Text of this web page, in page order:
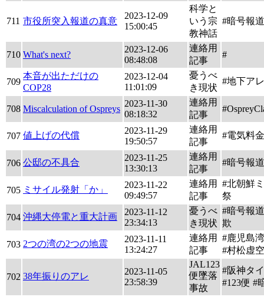
711 市役所突入報道の真意
2023-12-09
15:00:45
科学と
いう宗
教神話
#暗号報道
710 What's next?
2023-12-06
08:48:08
連絡用
記事
#
709
本音が出ただけの
COP28
2023-12-04
11:01:09
憂うべ
き現状
#地下ア
708 Miscalculation of Ospreys
2023-11-30
08:18:32
連絡用
記事
707 値上げの代償
2023-11-29
19:50:57
連絡用
記事
#電気料
706 公邸の不具合
2023-11-25
13:30:13
連絡用
記事
#暗号報道
705 ミサイル発射「か」
2023-11-22
09:49:57
連絡用
記事
#北朝鮮
祭
704 沖縄大停電と重大計画
2023-11-12
23:34:13
憂うべ
き現状
#暗号報
欺
703 2つの湾の2つの地震
2023-11-11
13:24:27
連絡用
記事
#鹿児島
#村松虚
702 38年振りのアレ
2023-11-05
23:58:39
JAL123
便墜落
事故
#阪神タ
#123便 #